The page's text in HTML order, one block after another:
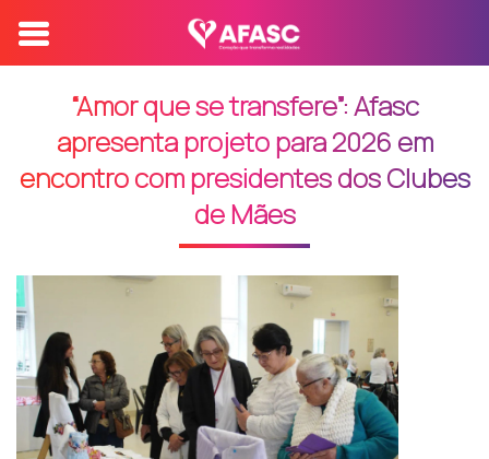
“Amor que se transfere”: Afasc
apresenta projeto para 2026 em
encontro com presidentes dos Clubes
de Mães